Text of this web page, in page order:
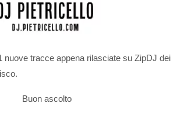
nuove tracce appena rilasciate su ZipDJ dei
Buon ascolto